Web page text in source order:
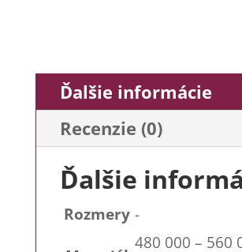
Ďalšie informácie
Recenzie (0)
Ďalšie
Rozmery -
480 000 – 560